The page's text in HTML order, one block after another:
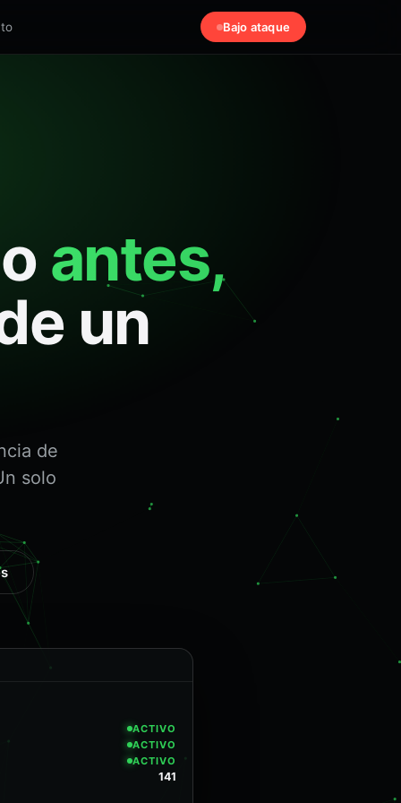
Bajo ataque
antes,
un
de
solo
ACTIVO
ACTIVO
ACTIVO
141